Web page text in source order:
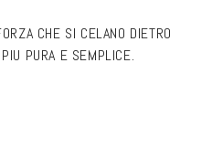
CHE SI CELANO DIETRO
PURA E SEMPLICE.